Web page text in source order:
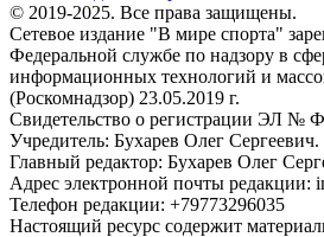
© 2019-2025. Все права защищены.
Сетевое издание "В мире спорта"
Федеральной службе по надзору в
информационных технологий и
(Роскомнадзор) 23.05.2019 г.
Свидетельство о регистрации ЭЛ №
Учредитель: Бухарев Олег Сергеевич.
Главный редактор: Бухарев Олег
Адрес электронной почты редакции:
Телефон редакции: +79773296035
Настоящий ресурс содержит